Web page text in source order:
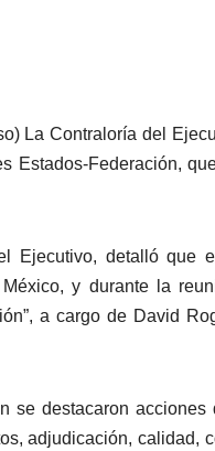
La Contraloría del
Estados-Federación,
Ejecutivo, detalló
y durante la
a cargo de David
se destacaron
adjudicación, calidad,